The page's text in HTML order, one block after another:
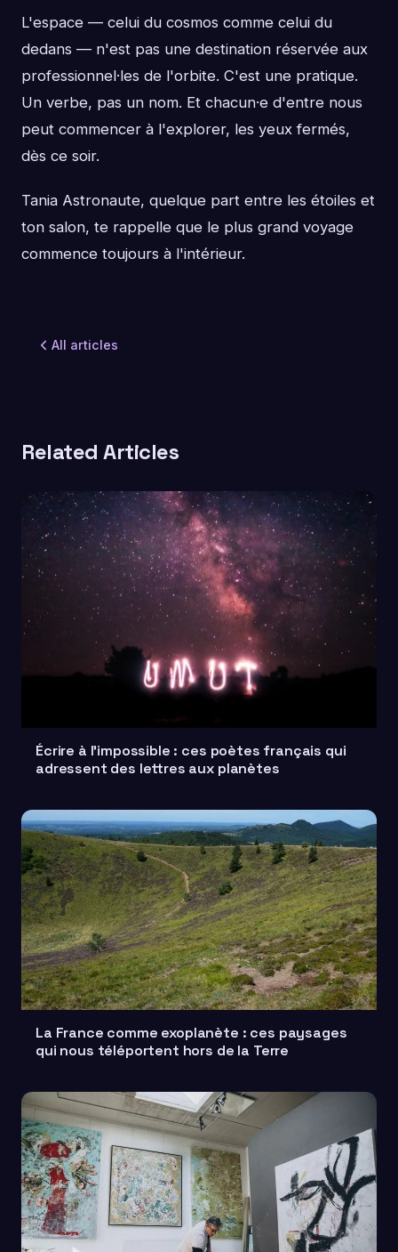
L'espace — celui du cosmos comme celui du
dedans — n'est pas une destination réservée aux
professionnel·les de l'orbite. C'est une pratique.
Un verbe, pas un nom. Et chacun·e d'entre nous
peut commencer à l'explorer, les yeux fermés,
dès ce soir.
Tania Astronaute, quelque part entre les étoiles et
ton salon, te rappelle que le plus grand voyage
commence toujours à l'intérieur.
All articles
Related Articles
Écrire à l'impossible : ces poètes français qui
adressent des lettres aux planètes
La France comme exoplanète : ces paysages
qui nous téléportent hors de la Terre